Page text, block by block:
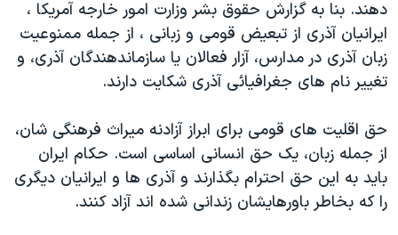
دهند. بنا به گزارش حقوق بشر وزارت امور خارجه آمریکا ،
ایرانیان آذری از تبعیض قومی و زبانی ، از جمله ممنوعیت
زبان آذری در مدارس، آزار فعالان یا سازماندهندگان آذری، و
تغییر نام های جغرافیائی آذری شکایت دارند.
حق اقلیت های قومی برای ابراز آزادنه میراث فرهنگی شان،
از جمله زبان، یک حق انسانی اساسی است. حکام ایران
باید به این حق احترام بگذارند و آذری ها و ایرانیان دیگری
را که بخاطر باورهایشان زندانی شده اند آزاد کنند.